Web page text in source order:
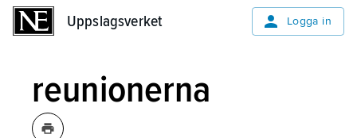
Uppslagsverket Logga in
reunionerna